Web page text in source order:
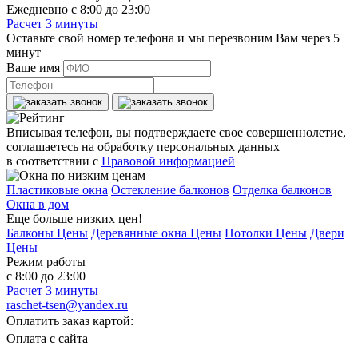
Ежедневно с 8:00 до 23:00
Расчет 3 минуты
Оставьте свой номер телефона и мы перезвоним Вам через 5
минут
Ваше имя
Вписывая телефон, вы подтверждаете свое совершеннолетие,
соглашаетесь на обработку персональных данных
в соответствии с Правовой информацией
Пластиковые окна Остекление балконов Отделка балконов
Окна в дом
Еще больше низких цен!
Балконы Цены Деревянные окна Цены Потолки Цены Двери
Цены
Режим работы
с 8:00 до 23:00
Расчет 3 минуты
raschet-tsen@yandex.ru
Оплатить заказ картой:
Оплата с сайта